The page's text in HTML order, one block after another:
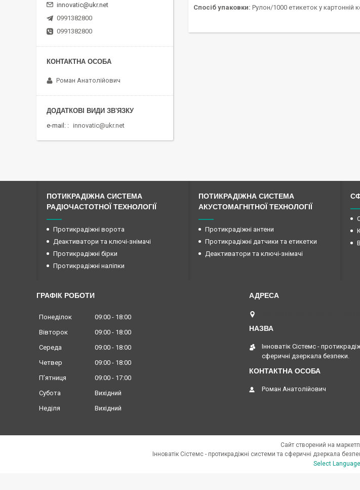
Спосіб упаковки: Рулон/1000 етикеток у картонній
innovatic@ukr.net
0991382800
0991382800
Роман Анатолійович
e-mail: innovatic@ukr.net
ПОТИКРАДІЖНА СИСТЕМА
РАДІОЧАСТОТНОЇ ТЕХНОЛОГІЇ
Протикрадіжні ворота
Деактиватори та ключі-знімачі
Протикрадіжні бірки
Протикрадіжні наліпки
ПОТИКРАДІЖНА СИСТЕМА
АКУСТОМАГНІТНОЇ ТЕХНОЛОГІЇ
Протикрадіжні антени
Протикрадіжні датчики та етикетки
Деактиватори та ключі-знімачі
ГРАФІК РОБОТИ
Понеділок 09:00
18:00
Вівторок
09:00
18:00
Середа
09:00
18:00
Четвер
09:00
18:00
Пʼятниця
09:00
17:00
Субота
Вихідний
Неділя
Вихідний
Інноватік Сістемс -
сферичні дзеркала безпеки.
Роман Анатолійович
Сайт створений на
Select Language